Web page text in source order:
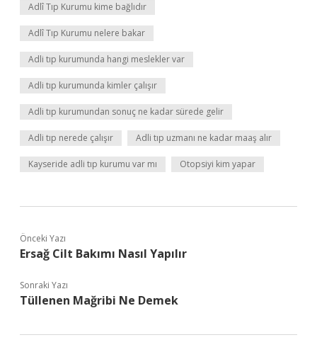
Adlî Tıp Kurumu kime bağlıdır
Adlî Tıp Kurumu nelere bakar
Adli tıp kurumunda hangi meslekler var
Adli tıp kurumunda kimler çalışır
Adli tıp kurumundan sonuç ne kadar sürede gelir
Adli tıp nerede çalışır Adli tıp uzmanı ne kadar maaş alır
Kayseride adli tıp kurumu var mı Otopsiyi kim yapar
Önceki Yazı
Ersağ Cilt Bakımı Nasıl Yapılır
Sonraki Yazı
Tüllenen Mağribi Ne Demek